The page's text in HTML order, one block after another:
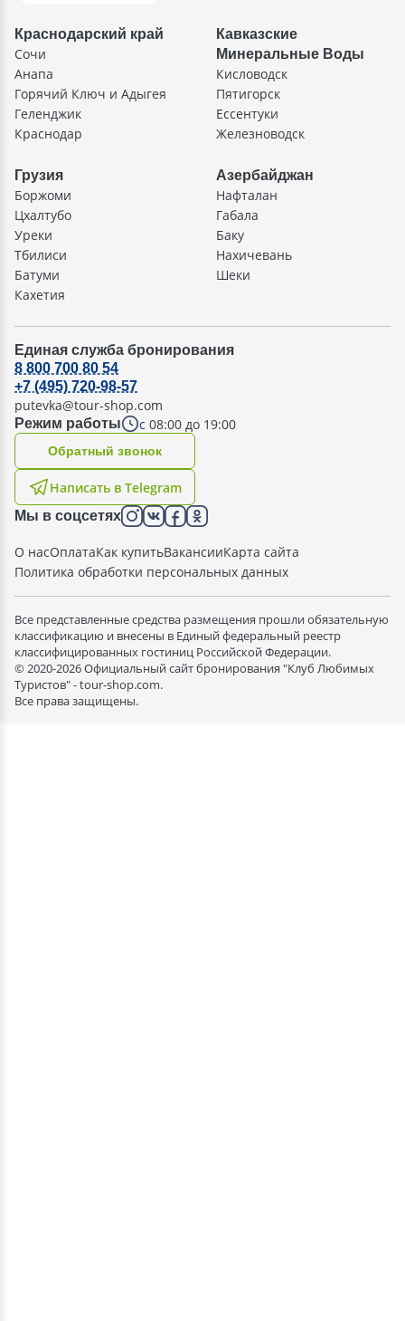
Краснодарский край
Сочи
Анапа
Горячий Ключ и Адыгея
Геленджик
Краснодар
Кавказские
Минеральные Воды
Кисловодск
Пятигорск
Ессентуки
Железноводск
Грузия
Боржоми
Цхалтубо
Уреки
Тбилиси
Батуми
Кахетия
Азербайджан
Нафталан
Габала
Баку
Нахичевань
Шеки
Единая служба бронирования
Режим работы с 08:00 до 19:00
8 800 700 80 54
+7 (495) 720-98-57
putevka@tour-shop.com
Написать в Telegram
Oбратный звонок
Мы в соцсетях
О насОплатаКак купитьВакансииКарта сайта
Политика обработки персональных данных
Все представленные средства размещения прошли обязательную
классификацию и внесены в Единый федеральный реестр
классифицированных гостиниц Российской Федерации.
© 2020-2026 Официальный сайт бронирования "Клуб Любимых
Туристов" - tour-shop.com.
Все права защищены.